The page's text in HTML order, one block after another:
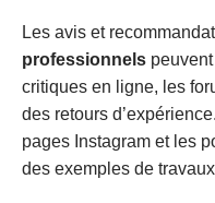
Les avis et
professionnels
critiques en ligne, les
des retours
pages Instagram et les
des exemples de